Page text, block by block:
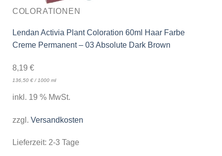
COLORATIONEN
Lendan Activia Plant Coloration 60ml Haar Farbe
Creme Permanent – 03 Absolute Dark Brown
8,19 €
136,50 €/ 1000 ml
inkl. 19 % MwSt.
zzgl. Versandkosten
Lieferzeit: 2-3 Tage